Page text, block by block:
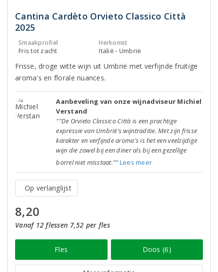
Cantina Cardèto Orvieto Classico Città
2025
Smaakprofiel
Fris tot zacht
Herkomst
Italië - Umbrië
Frisse, droge witte wijn uit Umbrië met verfijnde fruitige
aroma's en florale nuances.
Aanbeveling van onze wijnadviseur Michiel
Verstand
""De Orvieto Classico Città is een prachtige
expressie van Umbrië's wijntraditie. Met zijn frisse
karakter en verfijnde aroma's is het een veelzijdige
wijn die zowel bij een diner als bij een gezellige
borrel niet misstaat."" Lees meer
Op verlanglijst
8,20
Vanaf 12 flessen 7,52 per fles
Fles Doos (6)